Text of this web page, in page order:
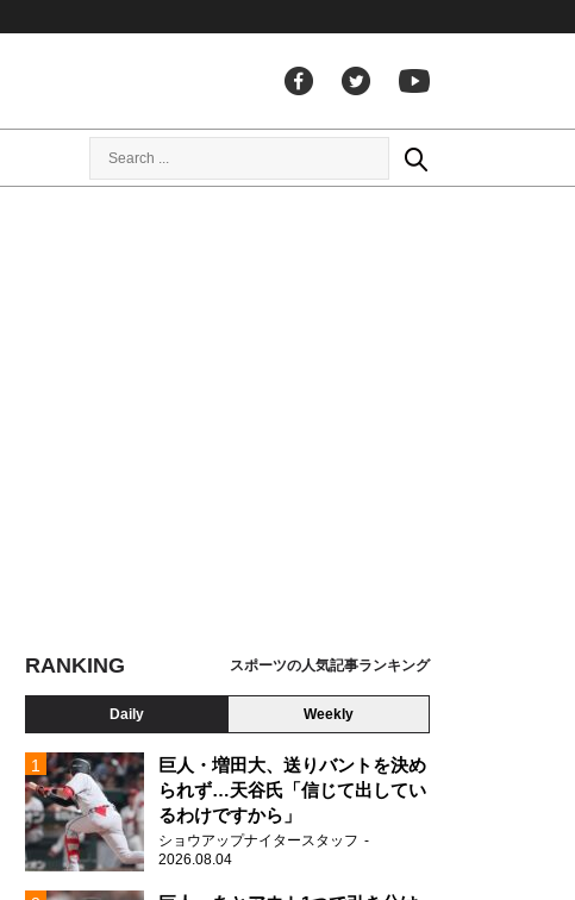
RANKING スポーツの人気記事ランキング
Daily Weekly
巨人・増田大、送りバントを決め
られず…天谷氏「信じて出してい
るわけですから」
ショウアップナイタースタッフ
2026.08.04